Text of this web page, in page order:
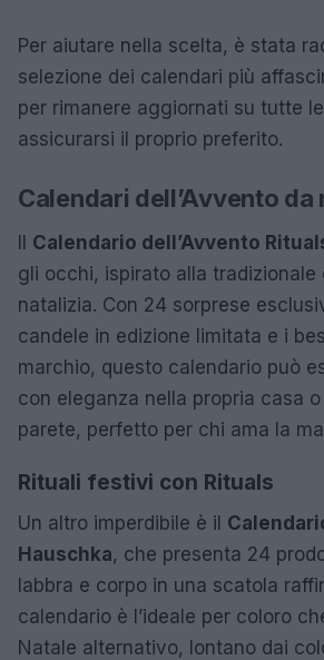
Per aiutare nella scelta, è stata
selezione dei calendari più
per rimanere aggiornati su tutte
assicurarsi il proprio preferito.
Calendari dell’Avvento da
Il Calendario dell’Avvento
gli occhi, ispirato alla tradizionale
natalizia. Con 24 sorprese
candele in edizione limitata e i
marchio, questo calendario può
con eleganza nella propria casa
parete, perfetto per chi ama la
Rituali festivi con Rituals
Un altro imperdibile è il
Hauschka, che presenta 24
labbra e corpo in una scatola
calendario è l’ideale per coloro
Natale alternativo, lontano dai